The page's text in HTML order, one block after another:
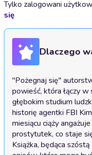
Tylko zalogowani
się
Dlaczego
"Pożegnaj się"
powieść, która łączy w
głębokim studium
historię agentki FBI
miesiącu ciąży
prostytutek, co staje
Książka, będąca